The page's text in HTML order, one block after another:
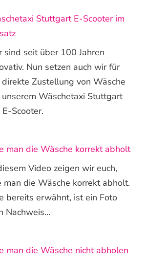
Stuttgart E-Scooter im
sind seit über 100 Jahren
Nun setzen auch wir für
Zustellung von Wäsche
unserem Wäschetaxi Stuttgart
Scooter.
man die Wäsche korrekt abholt
Video zeigen wir euch,
man die Wäsche korrekt abholt.
bereits erwähnt, ist ein Foto
Nachweis…
man die Wäsche nicht abholen